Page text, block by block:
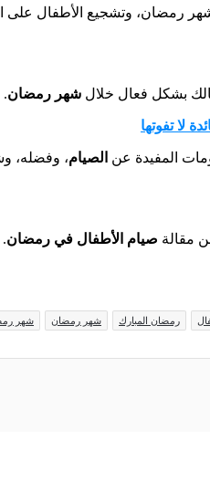
رمضان، وتشجيع الأطفال على
بشكل فعال خلال شهر رمضان.
المفيدة عن الصيام، وفضله،
مقالة صيام الأطفال في رمضان.
رمضان المبارك شهر رمضان شهر